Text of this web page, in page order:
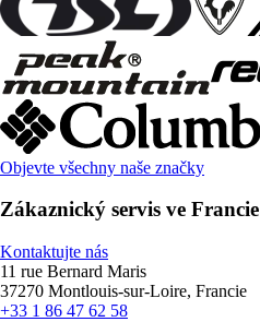
Objevte všechny naše značky
Zákaznický servis ve Francie
Kontaktujte nás
11 rue Bernard Maris
37270 Montlouis-sur-Loire, Francie
+33 1 86 47 62 58